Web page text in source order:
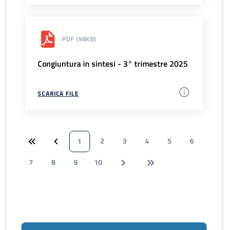
PDF (98KB)
Congiuntura in sintesi - 3° trimestre 2025
SCARICA FILE
1 2 3 4 5
6
7
8 9 10